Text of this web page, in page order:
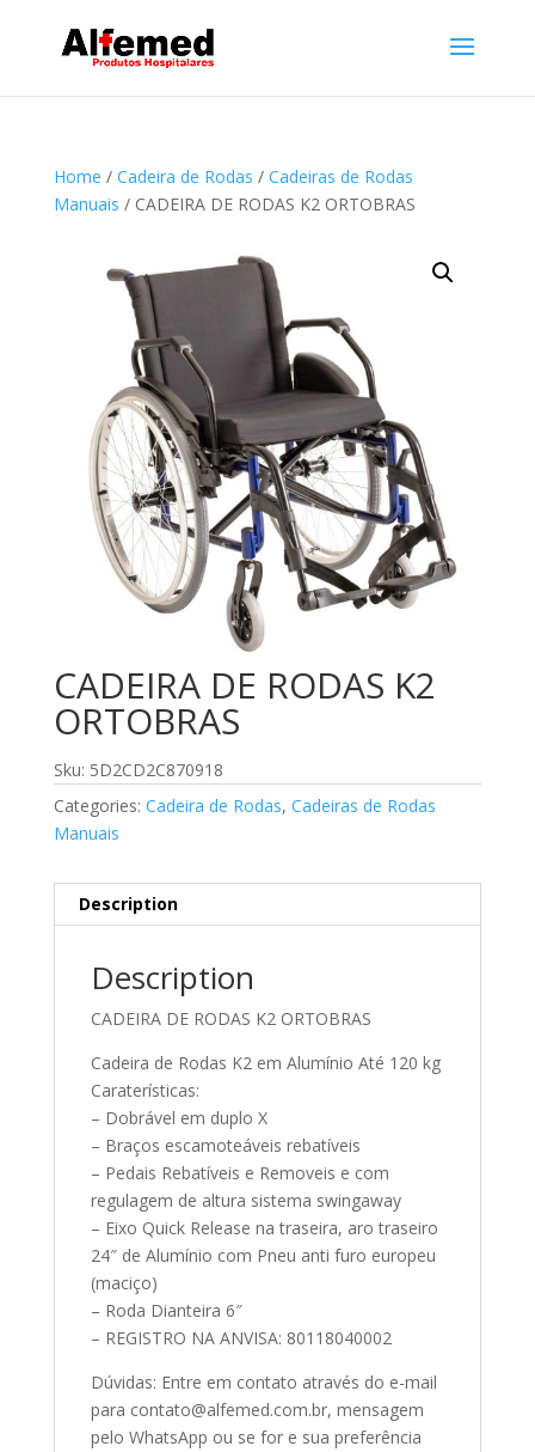
Home / Cadeira de Rodas / Cadeiras de Rodas
Manuais / CADEIRA DE RODAS K2 ORTOBRAS
CADEIRA DE RODAS K2
ORTOBRAS
Sku: 5D2CD2C870918
Categories: Cadeira de Rodas, Cadeiras de Rodas
Manuais
Description
Description
CADEIRA DE RODAS K2 ORTOBRAS
Cadeira de Rodas K2 em Alumínio Até 120 kg
Caraterísticas:
– Dobrável em duplo X
– Braços escamoteáveis rebatíveis
– Pedais Rebatíveis e Removeis e com
regulagem de altura sistema swingaway
– Eixo Quick Release na traseira, aro traseiro
24″ de Alumínio com Pneu anti furo europeu
(maciço)
– Roda Dianteira 6″
– REGISTRO NA ANVISA: 80118040002
Dúvidas: Entre em contato através do e-mail
para contato@alfemed.com.br, mensagem
pelo WhatsApp ou se for e sua preferência